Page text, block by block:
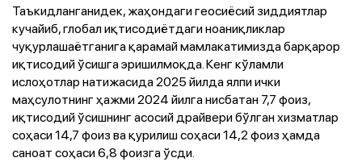
Таъкидланганидек, жаҳондаги геосиёсий зиддиятлар
кучайиб, глобал иқтисодиётдаги ноаниқликлар
чуқурлашаётганига қарамай мамлакатимизда барқарор
иқтисодий ўсишга эришилмоқда. Кенг кўламли
ислоҳотлар натижасида 2025 йилда ялпи ички
маҳсулотнинг ҳажми 2024 йилга нисбатан 7,7 фоиз,
иқтисодий ўсишнинг асосий драйвери бўлган хизматлар
соҳаси 14,7 фоиз ва қурилиш соҳаси 14,2 фоиз ҳамда
саноат соҳаси 6,8 фоизга ўсди.